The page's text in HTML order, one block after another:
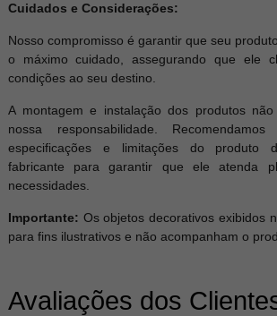
Cuidados e Considerações:
Nosso compromisso é garantir que seu
o máximo cuidado, assegurando que ele
condições ao seu destino.
A montagem e instalação dos produtos
nossa responsabilidade.
especificações e limitações do produto
fabricante para garantir que ele atenda
necessidades.
Importante: Os objetos decorativos exibidos
para fins ilustrativos e não acompanham o
Avaliações dos